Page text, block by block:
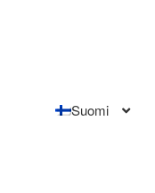
Suomi